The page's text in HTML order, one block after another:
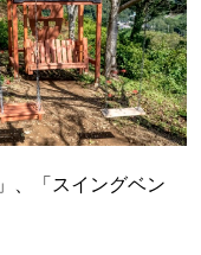
、「スイングベン